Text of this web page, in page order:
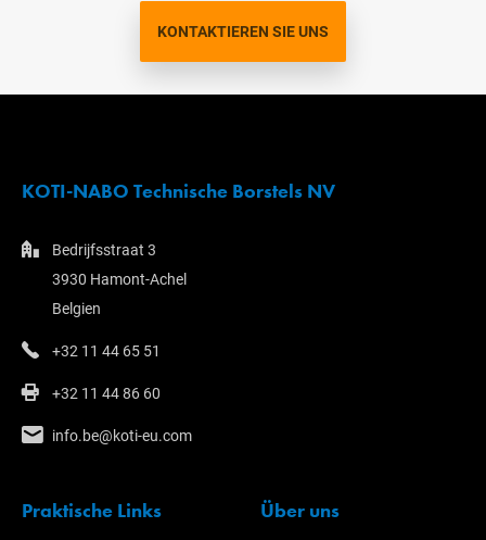
KONTAKTIEREN SIE UNS
KOTI-NABO Technische Borstels NV
Bedrijfsstraat 3
3930 Hamont-Achel
Belgien
+32 11 44 65 51
+32 11 44 86 60
info.be@koti-eu.com
Praktische Links Über uns